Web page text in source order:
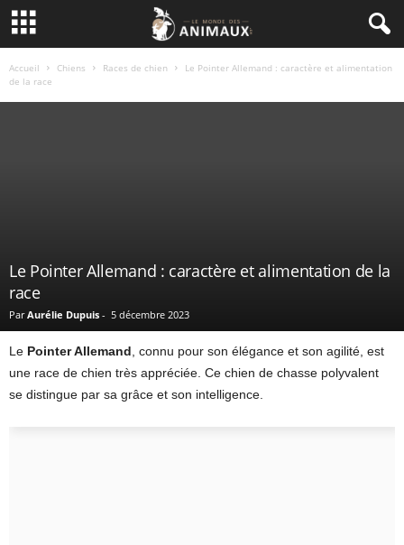
Accueil Chiens Races de chien
Le Pointer Allemand : caractère et alimentation
de la race
Le Pointer Allemand : caractère et alimentation de la
race
Par Aurélie Dupuis - 5 décembre 2023
Le Pointer Allemand, connu pour son élégance et son agilité, est
une race de chien très appréciée. Ce chien de chasse polyvalent
se distingue par sa grâce et son intelligence.